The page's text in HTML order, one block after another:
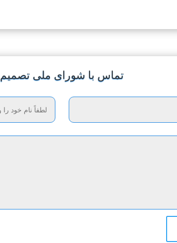
تماس با شورای ملی تصمیم